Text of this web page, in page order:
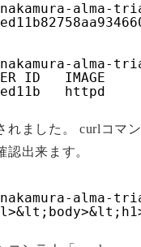
alma-
ID   IMAGE
httpd
れました。 curlコマ
認出来ます。